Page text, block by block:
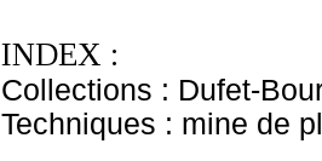
INDEX :
Collections : Dufet-
Techniques : mine de